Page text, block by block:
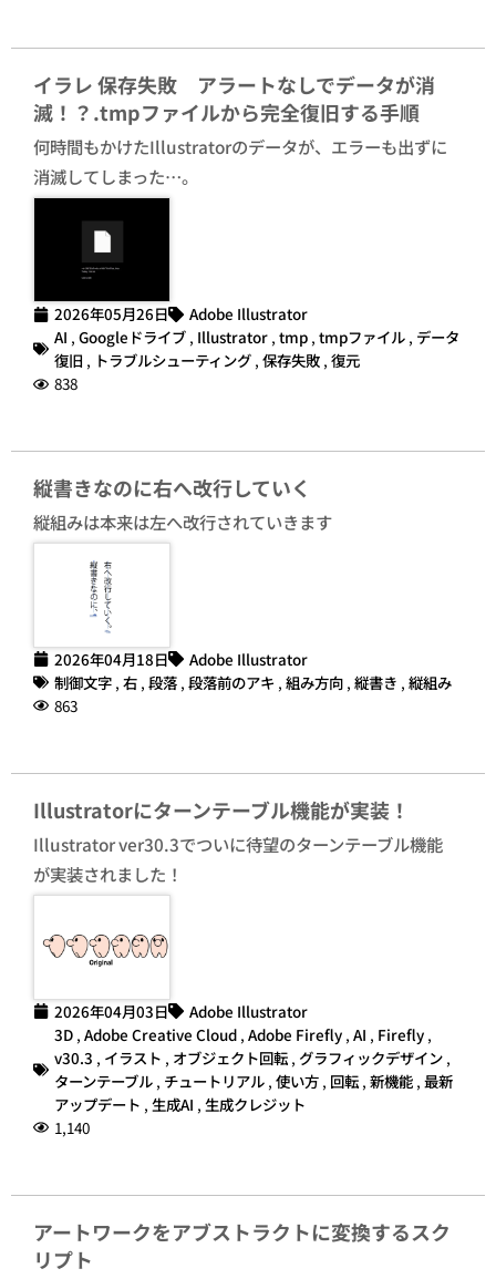
イラレ 保存失敗 アラートなしでデータが消
滅！？.tmpファイルから完全復旧する手順
何時間もかけたIllustratorのデータが、エラーも出ずに
消滅してしまった…。
2026年05月26日
Adobe Illustrator
AI , Googleドライブ , Illustrator , tmp , tmpファイル , データ
復旧 , トラブルシューティング , 保存失敗 , 復元
838
縦書きなのに右へ改行していく
縦組みは本来は左へ改行されていきます
2026年04月18日
Adobe Illustrator
制御文字 , 右 , 段落 , 段落前のアキ , 組み方向 , 縦書き , 縦組み
863
Illustratorにターンテーブル機能が実装！
Illustrator ver30.3でついに待望のターンテーブル機能
が実装されました！
2026年04月03日
Adobe Illustrator
3D , Adobe Creative Cloud , Adobe Firefly , AI , Firefly ,
v30.3 , イラスト , オブジェクト回転 , グラフィックデザイン ,
ターンテーブル , チュートリアル , 使い方 , 回転 , 新機能 , 最新
アップデート , 生成AI , 生成クレジット
1,140
アートワークをアブストラクトに変換するスク
リプト